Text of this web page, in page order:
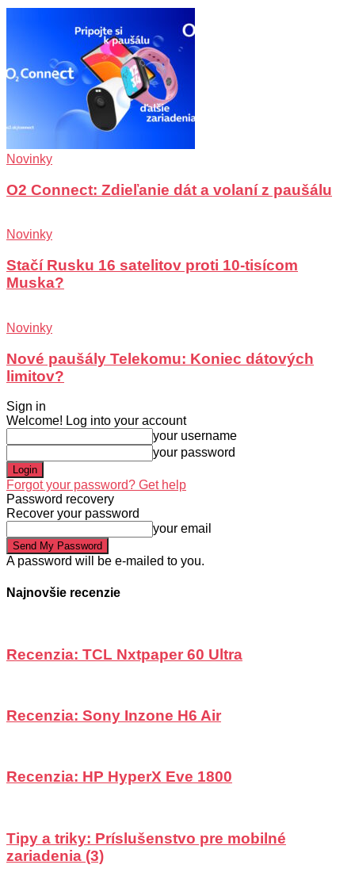
Novinky
O2 Connect: Zdieľanie dát a volaní z paušálu
Novinky
Stačí Rusku 16 satelitov proti 10-tisícom
Muska?
Novinky
Nové paušály Telekomu: Koniec dátových
limitov?
Sign in
Welcome! Log into your account
your username
your password
Forgot your password? Get help
Password recovery
Recover your password
your email
A password will be e-mailed to you.
Najnovšie recenzie
Recenzia: TCL Nxtpaper 60 Ultra
Recenzia: Sony Inzone H6 Air
Recenzia: HP HyperX Eve 1800
Tipy a triky: Príslušenstvo pre mobilné
zariadenia (3)